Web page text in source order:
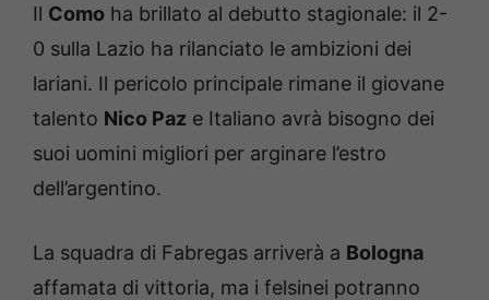
Il Como ha brillato al debutto stagionale: il 2-
0 sulla Lazio ha rilanciato le ambizioni dei
lariani. Il pericolo principale rimane il giovane
talento Nico Paz e Italiano avrà bisogno dei
suoi uomini migliori per arginare l’estro
dell’argentino.
La squadra di Fabregas arriverà a Bologna
affamata di vittoria, ma i felsinei potranno